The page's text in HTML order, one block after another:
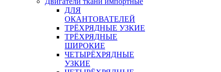
ДЛЯ
ОКАНТОВАТЕЛЕЙ
ТРЁХРЯДНЫЕ УЗКИЕ
ТРЁХРЯДНЫЕ
ШИРОКИЕ
ЧЕТЫРЁХРЯДНЫЕ
УЗКИЕ